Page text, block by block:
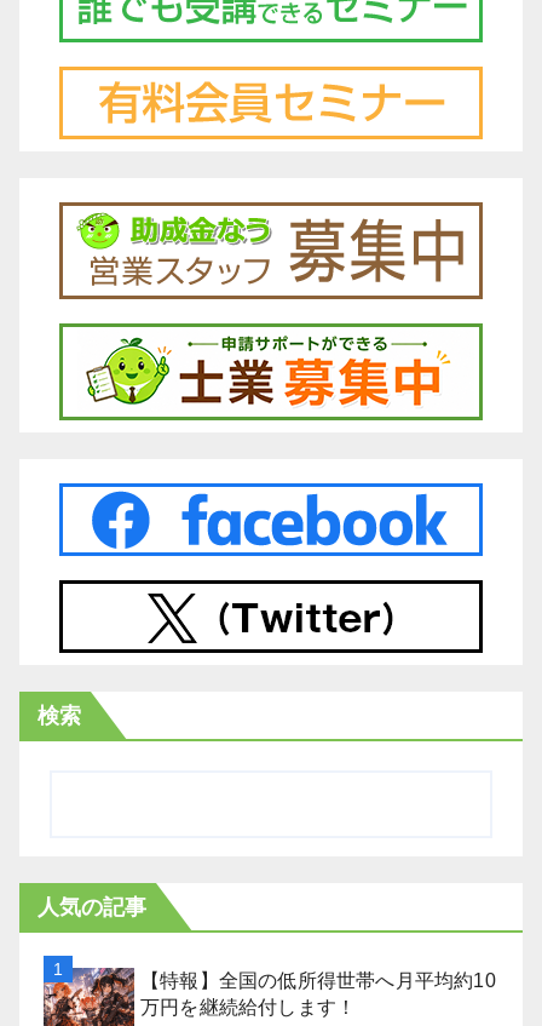
検索
人気の記事
【特報】全国の低所得世帯へ月平均約10
万円を継続給付します！